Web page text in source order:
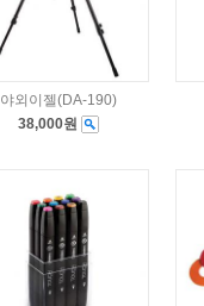
야외이젤(DA-190)
38,000원